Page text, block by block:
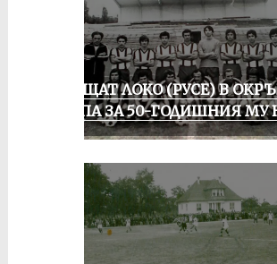
ПРАЩАТ ЛОКО (РУСЕ) В
ГРУПА ЗА 50-ГОДИШНИЯ МУ